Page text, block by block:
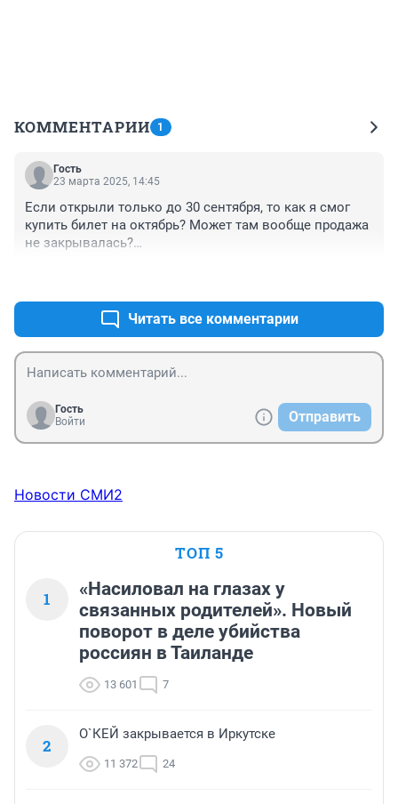
КОММЕНТАРИИ 1
Гость
23 марта 2025, 14:45
Если открыли только до 30 сентября, то как я смог
купить билет на октябрь? Может там вообще продажа
не закрывалась?
Читать все комментарии
Гость
Войти
Отправить
Новости СМИ2
ТОП 5
1
«Насиловал на глазах у
связанных родителей». Новый
поворот в деле убийства
россиян в Таиланде
13 601 7
2
О`КЕЙ закрывается в Иркутске
11 372 24